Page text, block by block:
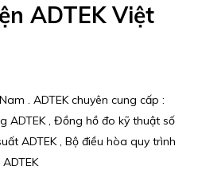
ADTEK Việt
. ADTEK chuyên cung cấp :
ADTEK , Đồng hồ đo kỹ thuật số
ADTEK , Bộ điều hòa quy trình